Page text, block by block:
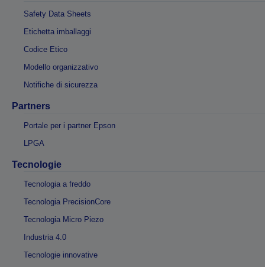
Safety Data Sheets
Etichetta imballaggi
Codice Etico
Modello organizzativo
Notifiche di sicurezza
Partners
Portale per i partner Epson
LPGA
Tecnologie
Tecnologia a freddo
Tecnologia PrecisionCore
Tecnologia Micro Piezo
Industria 4.0
Tecnologie innovative